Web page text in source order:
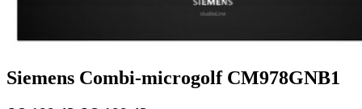
Siemens Combi-microgolf CM978GNB1